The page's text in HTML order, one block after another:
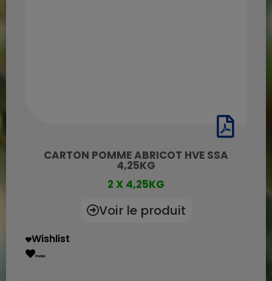
CARTON POMME ABRICOT HVE SSA
4,25KG
2 X 4,25KG
Voir le produit
Wishlist
Wishlist